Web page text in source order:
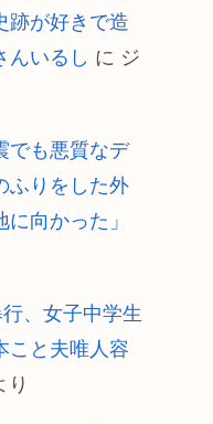
跡が好きで造
んいるし に ジ
でも悪質なデ
ふりをした外
向かった」
、女子中学生
こと夫唯人容
り